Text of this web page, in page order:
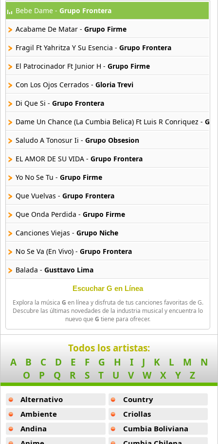
Gaby Fofo Y Miliki
32 músicas online
Gaby Zeballos
19 músicas online
73 músicas online
Gackt
73 músicas online
Gakuen Alice
22 músicas online
Gakuen Heaven
33 músicas online
Galante El Emperador
4 músicas online
Galantes De America
21 músicas online
Galantis
Gali Galiano
21 músicas online
Game
28 músicas online
Gamma Ray
Bebe Dame - Grupo Frontera
Acabame De Matar - Grupo Firme
Fragil Ft Yahritza Y Su Esencia - Grupo Frontera
El Patrocinador Ft Junior H - Grupo Firme
Con Los Ojos Cerrados - Gloria Trevi
Di Que Si - Grupo Frontera
Dame Un Chance (La Cumbia Belica) Ft Luis R Conriquez -
Saludo A Tonosur Ii - Grupo Obsesion
EL AMOR DE SU VIDA - Grupo Frontera
Yo No Se Tu - Grupo Firme
Que Vuelvas - Grupo Frontera
Que Onda Perdida - Grupo Firme
Canciones Viejas - Grupo Niche
No Se Va (En Vivo) - Grupo Frontera
Balada - Gusttavo Lima
Gloria Trevi
A Lo Mexicano -Gera MX
Cada Vez Te Extrano Mas -
Grupo Firme
Grupo Firme
Basta De Capricho -
Grupo Sagrado
El Toxico -Grupo Firme
Solo Y Sin Consuelo -
Grupo Alegria
Vete Ya -Grupo Lastima
Escuchar G en Línea
Explora la música G en línea y disfruta de tus canciones favoritas de G.
Descubre las últimas novedades de la industria musical y encuentra lo
nuevo que G tiene para ofrecer.
Todos los artistas:
A
B C D E F G H I J K L M
N
O
P Q R S T U V W X Y Z
Alternativo
Ambiente
Andina
Country
Criollas
Cumbia Boliviana